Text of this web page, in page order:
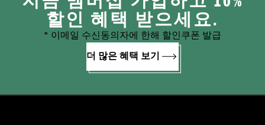
할인 혜택 받으세요.
* 이메일 수신동의자에 한해 할인쿠폰 발급
더 많은 혜택 보기